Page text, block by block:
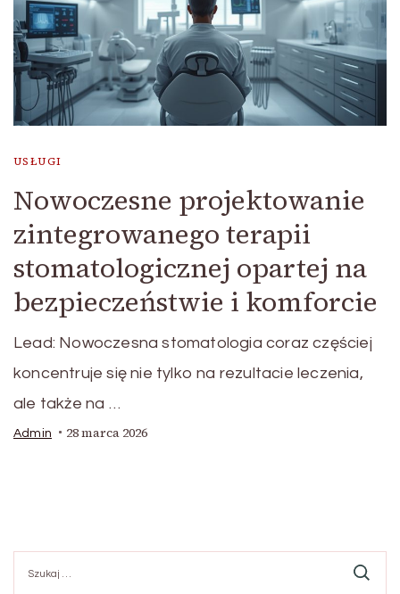
USŁUGI
Nowoczesne projektowanie
zintegrowanego terapii
stomatologicznej opartej na
bezpieczeństwie i komforcie
Lead: Nowoczesna stomatologia coraz częściej
koncentruje się nie tylko na rezultacie leczenia,
ale także na …
Admin 28 marca 2026